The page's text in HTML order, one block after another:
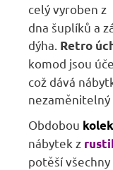
celý vyroben z
dna šuplíků a
dýha. Retro
komod jsou
což dává
nezaměnitelný
Obdobou
nábytek z
potěší